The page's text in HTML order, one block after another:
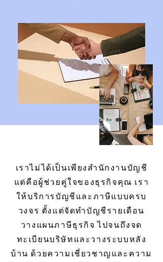
เราไม่ได้เป็นเพียงสำนักงานบัญชี
แต่คือผู้ช่วยคู่ใจของธุรกิจคุณ เรา
ให้บริการบัญชีและภาษีแบบครบ
วงจร ตั้งแต่จัดทำบัญชีรายเดือน
วางแผนภาษีธุรกิจ ไปจนถึงจด
ทะเบียนบริษัทและวางระบบหลัง
บ้าน ด้วยความเชี่ยวชาญและความ